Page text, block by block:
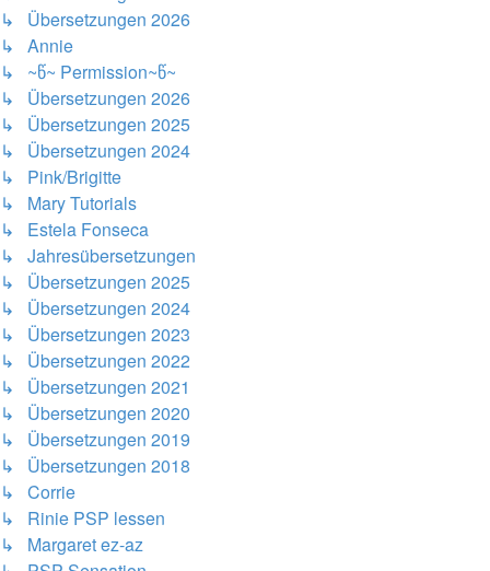
↳ Übersetzungen 2026
↳ Annie
↳ ~წ~ Permission~წ~
↳ Übersetzungen 2026
↳ Übersetzungen 2025
↳ Übersetzungen 2024
↳ Pink/Brigitte
↳ Mary Tutorials
↳ Estela Fonseca
↳ Jahresübersetzungen
↳ Übersetzungen 2025
↳ Übersetzungen 2024
↳ Übersetzungen 2023
↳ Übersetzungen 2022
↳ Übersetzungen 2021
↳ Übersetzungen 2020
↳ Übersetzungen 2019
↳ Übersetzungen 2018
↳ Corrie
↳ Rinie PSP lessen
↳ Margaret ez-az